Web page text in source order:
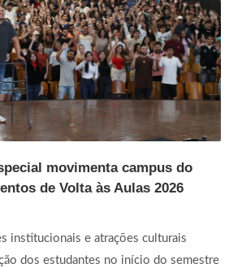
movimenta campus do
de Volta às Aulas 2026
institucionais e atrações culturais
dos estudantes no início do semestre